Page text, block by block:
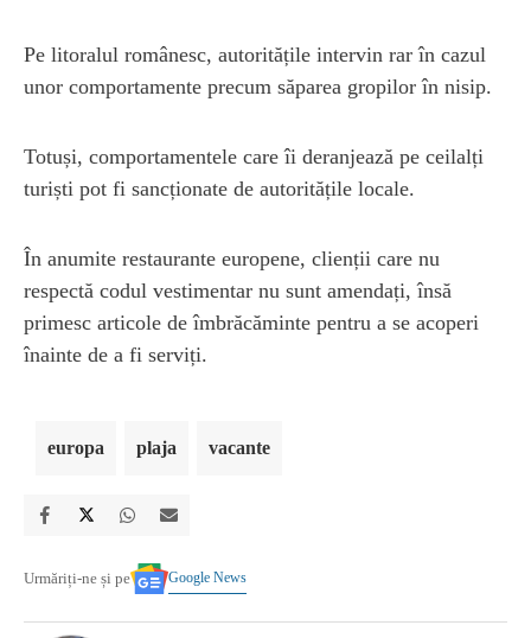
Pe litoralul românesc, autoritățile intervin rar în cazul
unor comportamente precum săparea gropilor în nisip.
Totuși, comportamentele care îi deranjează pe ceilalți
turiști pot fi sancționate de autoritățile locale.
În anumite restaurante europene, clienții care nu
respectă codul vestimentar nu sunt amendați, însă
primesc articole de îmbrăcăminte pentru a se acoperi
înainte de a fi serviți.
europa plaja vacante
Urmăriți-ne și pe Google News